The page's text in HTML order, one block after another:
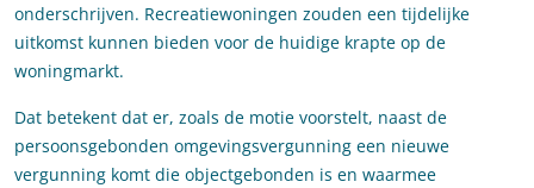
onderschrijven. Recreatiewoningen zouden een tijdelijke
uitkomst kunnen bieden voor de huidige krapte op de
woningmarkt.
Dat betekent dat er, zoals de motie voorstelt, naast de
persoonsgebonden omgevingsvergunning een nieuwe
vergunning komt die objectgebonden is en waarmee